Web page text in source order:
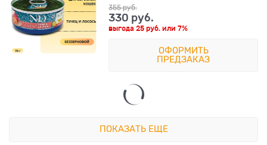
355 руб.
330 руб.
выгода25 руб. или7%
ОФОРМИТЬ
ПРЕДЗАКАЗ
ПОКАЗАТЬ ЕЩЕ